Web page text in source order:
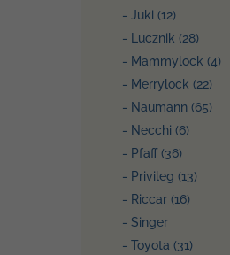
- Juki (12)
- Lucznik (28)
- Mammylock (4)
- Merrylock (22)
- Naumann (65)
- Necchi (6)
- Pfaff (36)
- Privileg (13)
- Riccar (16)
- Singer
- Toyota (31)